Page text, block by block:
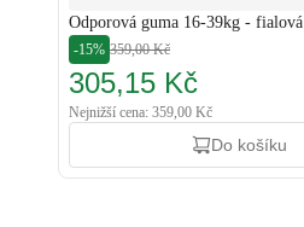
Odporová guma 16-39kg - fialová
-15% 359,00 Kč
305,15 Kč
Nejnižší cena: 359,00 Kč
Do košíku